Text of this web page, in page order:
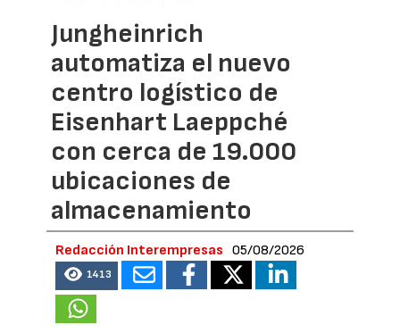
Jungheinrich
automatiza el nuevo
centro logístico de
Eisenhart Laeppché
con cerca de 19.000
ubicaciones de
almacenamiento
Redacción Interempresas 05/08/2026
1413